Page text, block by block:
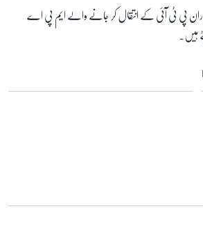
پی ٹی آئی کے انتقال کر جانے والے ایم پی اے
ہیں۔